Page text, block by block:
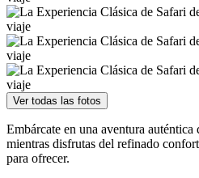
Ver todas las fotos
Embárcate en una aventura auténtica
mientras disfrutas del refinado
para ofrecer.